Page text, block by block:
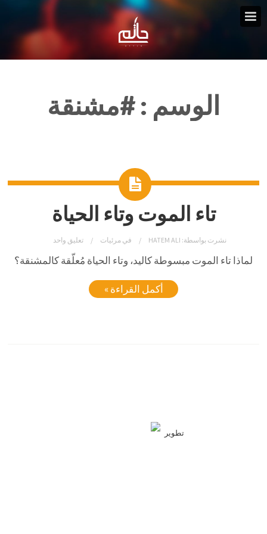
الوسم :#مشنقة
تاء الموت وتاء الحياة
نشرت بواسطة: HATEM ALI فيمرئيات تعليق واحد
لماذا تاء الموت مبسوطة كاليد، وتاء الحياة مُعلّقة كالمشنقة؟
أكمل القراءة »
تطوير